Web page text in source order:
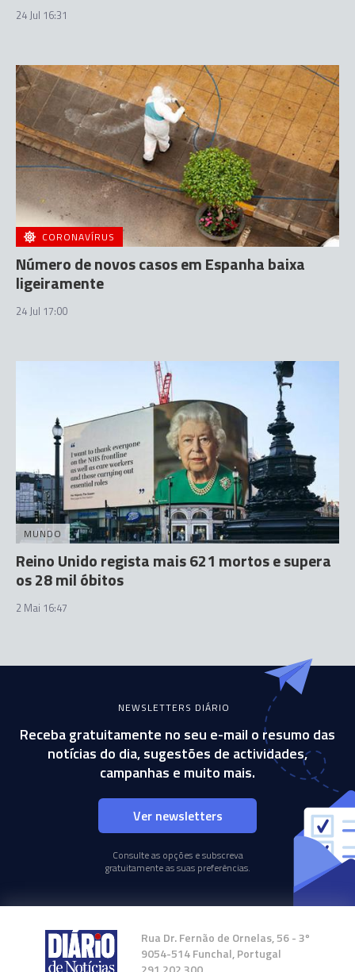
24 Jul 16:31
CORONAVÍRUS
Número de novos casos em Espanha baixa
ligeiramente
24 Jul 17:00
MUNDO
Reino Unido regista mais 621 mortos e supera
os 28 mil óbitos
2 Mai 16:47
NEWSLETTERS DIÁRIO
Receba gratuitamente no seu e-mail o resumo das
notícias do dia, sugestões de actividades,
campanhas e muito mais.
Ver newsletters
Consulte as opções e subscreva
gratuitamente as suas preferências.
Rua Dr. Fernão de Ornelas, 56 - 3º
9054-514 Funchal, Portugal